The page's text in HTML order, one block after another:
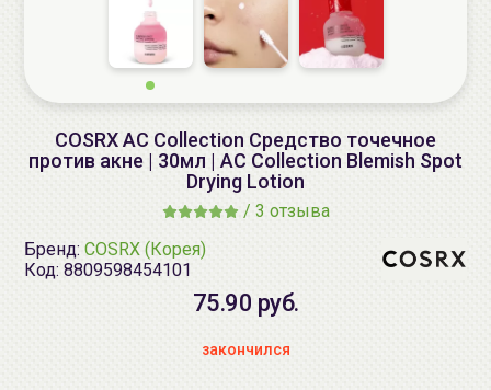
COSRX AC Collection Средство точечное
против акне | 30мл | AC Collection Blemish Spot
Drying Lotion
/ 3 отзыва
Бренд: COSRX (Корея)
Код: 8809598454101
75.90 руб.
закончился